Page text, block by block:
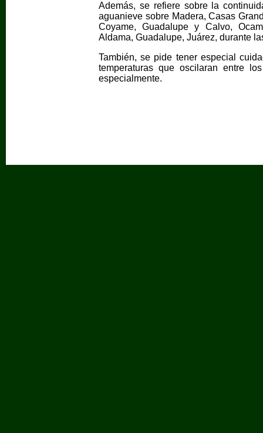
Además, se refiere sobre la
aguanieve sobre Madera, Casas
Coyame, Guadalupe y Calvo,
Aldama, Guadalupe, Juárez, durante
También, se pide tener especial
temperaturas que oscilaran entre
especialmente.